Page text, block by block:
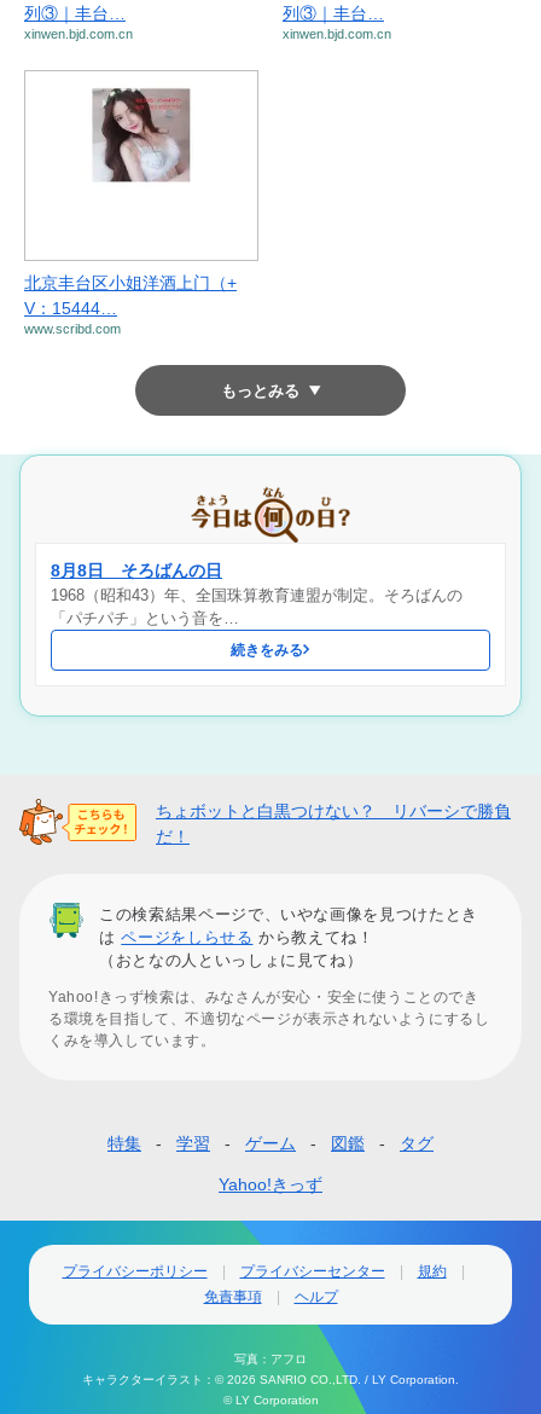
列③｜丰台…
xinwen.bjd.com.cn
列③｜丰台…
xinwen.bjd.com.cn
北京丰台区小姐洋酒上门（+
V：15444…
www.scribd.com
もっとみる
8月8日 そろばんの日
1968（昭和43）年、全国珠算教育連盟が制定。そろばんの
「パチパチ」という音を…
続きをみる
ちょボットと白黒つけない？ リバーシで勝負
だ！
この検索結果ページで、いやな画像を見つけたとき
はページをしらせる から教えてね！
（おとなの人といっしょに見てね）
Yahoo!きっず検索は、みなさんが安心・安全に使うことのでき
る環境を目指して、不適切なページが表示されないようにするし
くみを導入しています。
タ
ー
特集 学習 ゲーム 図鑑 タグ
Yahoo!きっず
プライバシーポリシー プライバシーセンター
規約
免責事項
ヘルプ
写真：アフロ
キャラクターイラスト：© 2026 SANRIO CO.,LTD. / LY Corporation.
© LY Corporation